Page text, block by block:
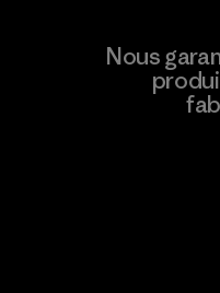
Singtex
Material-supplier
Nous